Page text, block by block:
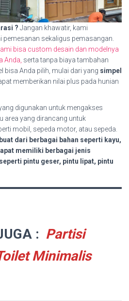
? Jangan khawatir, kami
pemesanan sekaligus pemasangan.
bisa custom desain dan modelnya
Anda, serta tanpa biaya tambahan
bisa Anda pilih, mulai dari yang simpel
memberikan nilai plus pada hunian
digunakan untuk mengakses
area yang dirancang untuk
mobil, sepeda motor, atau sepeda.
dari berbagai bahan seperti kayu,
memiliki berbagai jenis
pintu geser, pintu lipat, pintu
: Partisi
Minimalis